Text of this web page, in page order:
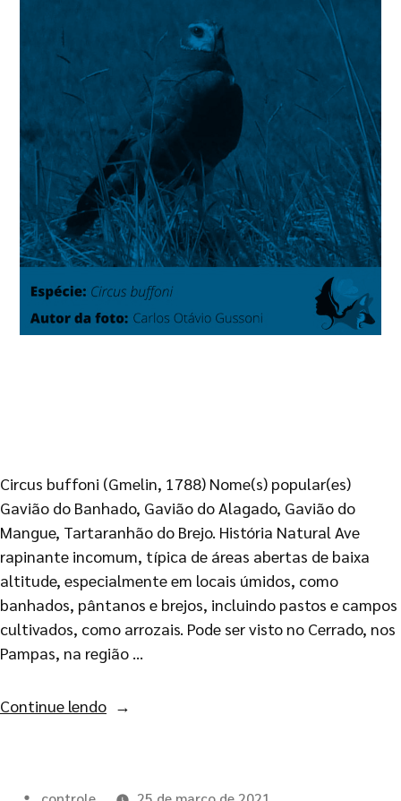
Circus buffoni (Gmelin, 1788) Nome(s) popular(es)
Gavião do Banhado, Gavião do Alagado, Gavião do
Mangue, Tartaranhão do Brejo. História Natural Ave
rapinante incomum, típica de áreas abertas de baixa
altitude, especialmente em locais úmidos, como
banhados, pântanos e brejos, incluindo pastos e campos
cultivados, como arrozais. Pode ser visto no Cerrado, nos
Pampas, na região …
Continue lendo